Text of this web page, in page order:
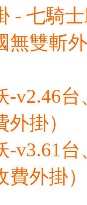
- 七騎
無雙斬
-v2.46
掛）
-v3.61
費外掛）